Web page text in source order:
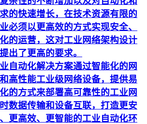
的快速增长，在技术资源有限的
必须以更高效的方式实现安全、
的运营，这对工业网络架构设计
出了更高的要求。
自动化解决方案通过智能化的网
高性能工业级网络设备，提供易
的方式来部署高可靠性的工业网
数据传输和设备互联，打造更安
更高效、更智能的工业自动化环